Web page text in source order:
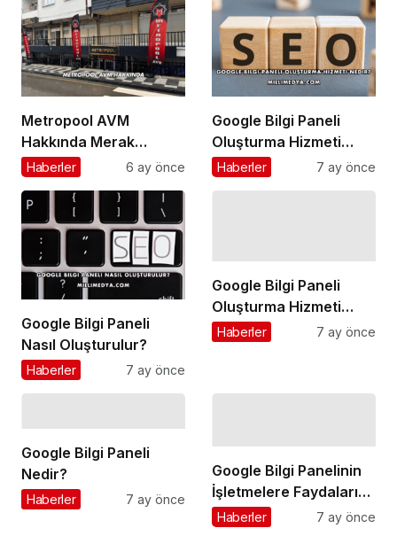
Metropool AVM
Hakkında Merak
Edilenler ve Hizmet
Haberler 6 ay önce
Google Bilgi Paneli
Oluşturma Hizmeti
Nedir?
Haberler 7 ay önce
Google Bilgi Paneli
Nasıl Oluşturulur?
Haberler 7 ay önce
Google Bilgi Paneli
Oluşturma Hizmeti
Almadan Önce Dikkat
Haberler 7 ay önce
Google Bilgi Paneli
Nedir?
Haberler 7 ay önce
Google Bilgi Panelinin
İşletmelere Faydaları
Nelerdir?
Haberler 7 ay önce